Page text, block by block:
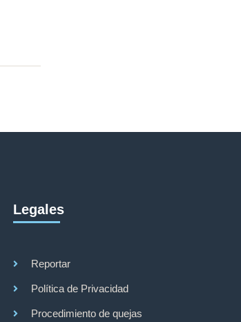
Legales
Reportar
Política de Privacidad
Procedimiento de quejas